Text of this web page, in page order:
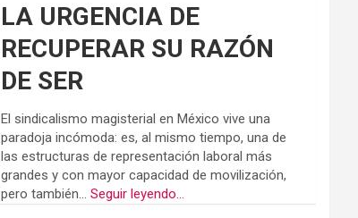
LA URGENCIA DE
RECUPERAR SU RAZÓN
DE SER
El sindicalismo magisterial en México vive una
paradoja incómoda: es, al mismo tiempo, una de
las estructuras de representación laboral más
grandes y con mayor capacidad de movilización,
pero también...Seguir leyendo...